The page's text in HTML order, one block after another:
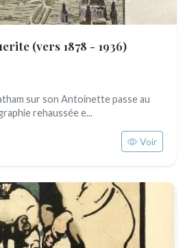
(vers 1878 - 1936)
sur son Antoinette passe au
rehaussée e...
Voir